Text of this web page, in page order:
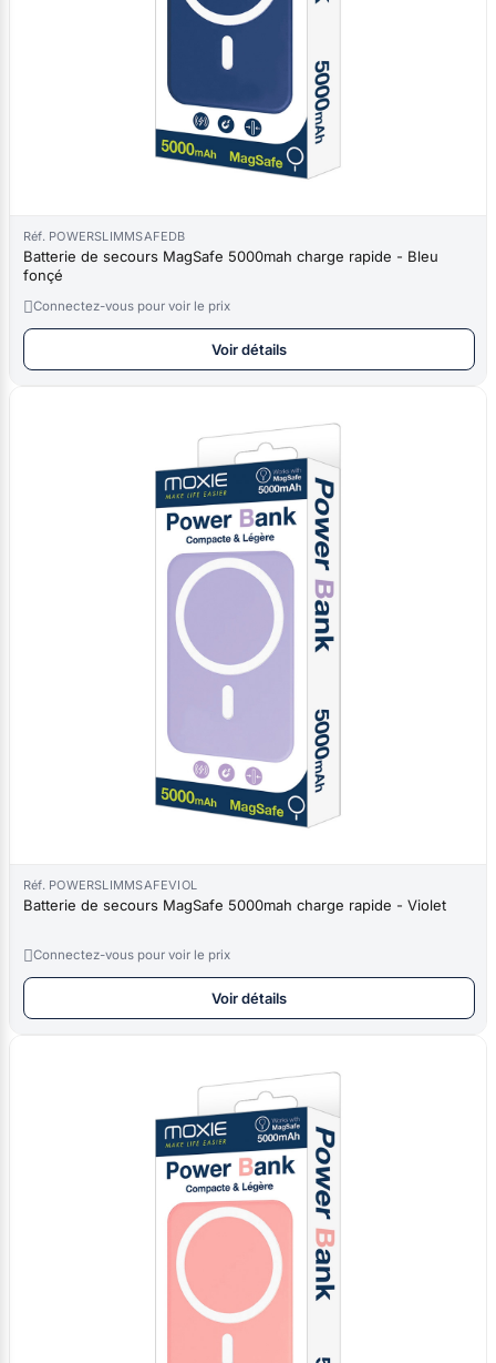
Réf. POWERSLIMMSAFEDB
Batterie de secours MagSafe 5000mah charge rapide - Bleu
fonçé
Connectez-vous pour voir le prix
Voir détails
Réf. POWERSLIMMSAFEVIOL
Batterie de secours MagSafe 5000mah charge rapide - Violet
Connectez-vous pour voir le prix
Voir détails